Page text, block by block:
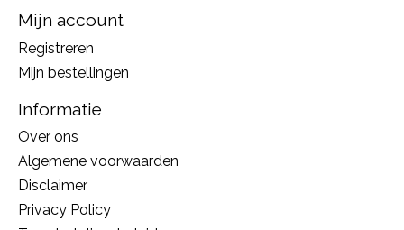
Mijn account
Registreren
Mijn bestellingen
Informatie
Over ons
Algemene voorwaarden
Disclaimer
Privacy Policy